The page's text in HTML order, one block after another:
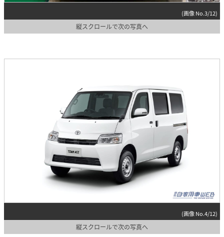
(画像 No.3/12)
縦スクロールで次の写真へ
(画像 No.4/12)
縦スクロールで次の写真へ